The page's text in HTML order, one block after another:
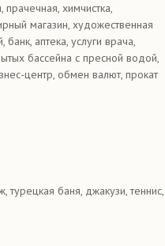
химчистка,
магазин, художественная
аптека, услуги врача,
бассейна с пресной водой,
центр, обмен валют, прокат
турецкая баня, джакузи, теннис,